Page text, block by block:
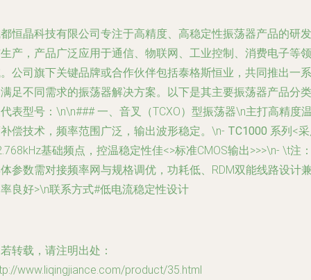
恒晶科技有限公司专注于高精度、高稳定性振荡器产品的研发
产，产品广泛应用于通信、物联网、工业控制、消费电子等领
公司旗下关键品牌或合作伙伴包括泰格斯恒业，共同推出一系
足不同需求的振荡器解决方案。以下是其主要振荡器产品分类
表型号：\n\n### 一、音叉（TCXO）型振荡器\n主打高精度
偿技术，频率范围广泛，输出波形稳定。\n- TC1000 系列<
基础频点，控温稳定性佳<>标准CMOS输出>>>\n- \t注
参数需对接频率网与规格调优，功耗低、RDM双能线路设计
良好>\n联系方式#低电流稳定性设计
转载，请注明出处：
www.liqingjiance.com/product/35.html